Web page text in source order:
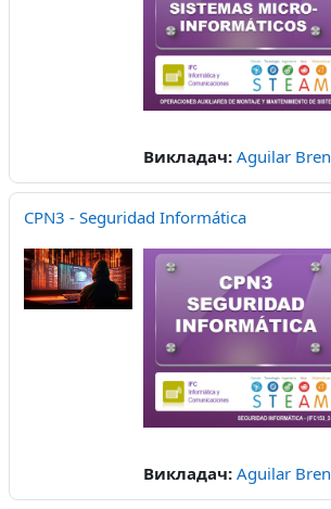
Викладач: Aguilar
CPN3 - Seguridad Informática
Викладач: Aguilar